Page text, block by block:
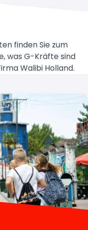
finden Sie zum
was G-Kräfte sind
Walibi Holland.